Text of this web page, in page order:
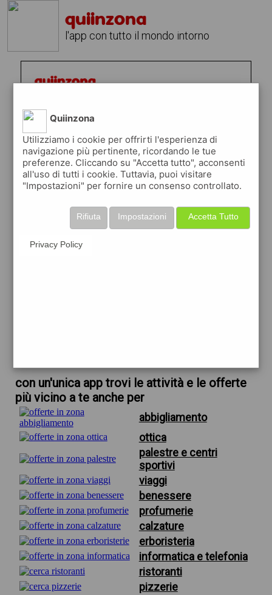
quiinzona
l'app con tutto il mondo intorno
con un'unica app trovi le attività e le offerte
più vicino a te anche per
abbigliamento
ottica
palestre e centri
sportivi
viaggi
benessere
profumerie
calzature
erboristeria
informatica e telefonia
ristoranti
pizzerie
Quiinzona
Utilizziamo i cookie per offrirti l'esperienza di
navigazione più pertinente, ricordando le tue
preferenze. Cliccando su "Accetta tutto", acconsenti
all'uso di tutti i cookie. Tuttavia, puoi visitare
"Impostazioni" per fornire un consenso controllato.
Accetta Tutto
Impostazioni
Rifiuta
Privacy Policy